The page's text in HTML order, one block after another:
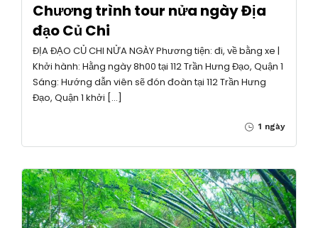
Chương trình tour nửa ngày Địa
đạo Củ Chi
ĐỊA ĐẠO CỦ CHI NỬA NGÀY Phương tiện: đi, về bằng xe |
Khởi hành: Hằng ngày 8h00 tại 112 Trần Hưng Đạo, Quận 1
Sáng: Hướng dẫn viên sẽ đón đoàn tại 112 Trần Hưng
Đạo, Quận 1 khởi […]
1 ngày